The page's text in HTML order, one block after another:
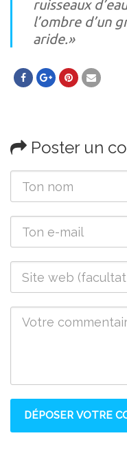
ruisseaux
l’ombre d’un
aride.»
Poster un